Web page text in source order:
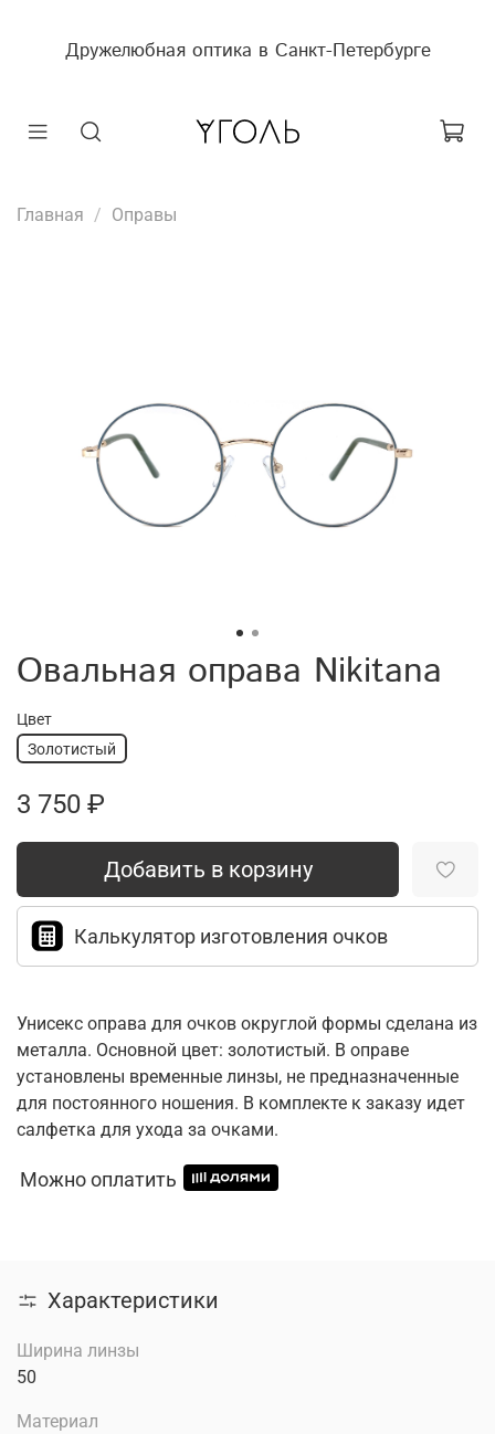
Дружелюбная оптика в Санкт-Петербурге
Главная Оправы
Овальная оправа Nikitana
Цвет
Золотистый
3 750 ₽
Добавить в корзину
Калькулятор изготовления очков
Унисекс оправа для очков округлой формы сделана из
металла. Основной цвет: золотистый. В оправе
установлены временные линзы, не предназначенные
для постоянного ношения. В комплекте к заказу идет
салфетка для ухода за очками.
Можно оплатить
Характеристики
Ширина линзы
50
Материал